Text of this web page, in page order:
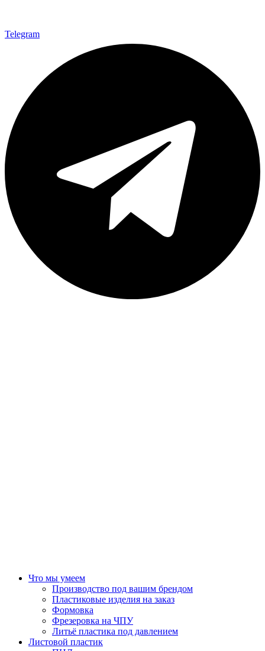
Telegram
Что мы умеем
Производство под вашим брендом
Пластиковые изделия на заказ
Формовка
Фрезеровка на ЧПУ
Литьё пластика под давлением
Листовой пластик